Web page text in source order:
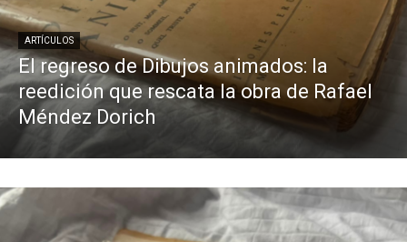
ARTÍCULOS
El regreso de Dibujos animados: la
reedición que rescata la obra de Rafael
Méndez Dorich